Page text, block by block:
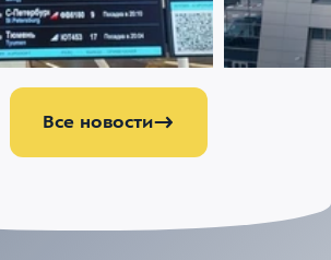
пассажиров
Аэропорт
партнером
Все новости